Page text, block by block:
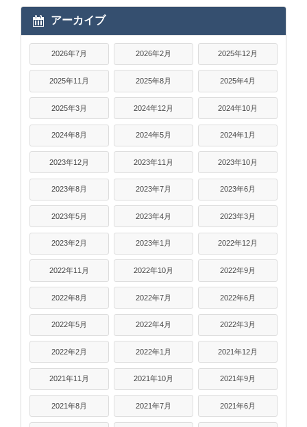
アーカイブ
2026年7月 2026年2月 2025年12月
2025年11月 2025年8月 2025年4月
2025年3月 2024年12月 2024年10月
2024年8月 2024年5月 2024年1月
2023年12月 2023年11月 2023年10月
2023年8月 2023年7月 2023年6月
2023年5月 2023年4月 2023年3月
2023年2月 2023年1月 2022年12月
2022年11月 2022年10月 2022年9月
2022年8月 2022年7月 2022年6月
2022年5月 2022年4月 2022年3月
2022年2月 2022年1月 2021年12月
2021年11月 2021年10月 2021年9月
2021年8月 2021年7月 2021年6月